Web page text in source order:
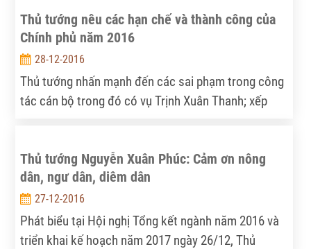
nhiều tiền hơn để thích ứng với nhiệt độ toàn cầu
tăng, trong đó khu vực tư nhân đang đóng vai trò
lớn hơn trong lưu chuyển nguồn lực tài chính.
Thủ tướng nêu các hạn chế và thành công của
Chính phủ năm 2016
28-12-2016
Thủ tướng nhấn mạnh đến các sai phạm trong công
tác cán bộ trong đó có vụ Trịnh Xuân Thanh; xếp
Thủ tướng Nguyễn Xuân Phúc: Cảm ơn nông
dân, ngư dân, diêm dân
27-12-2016
Phát biểu tại Hội nghị Tổng kết ngành năm 2016 và
triển khai kế hoạch năm 2017 ngày 26/12, Thủ